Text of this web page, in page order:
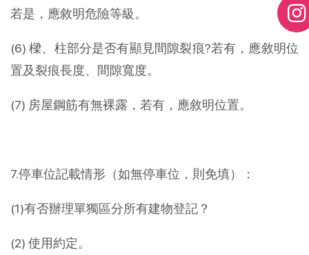
若是，應敘明危險等級。
(6) 樑、柱部分是否有顯見間隙裂痕?若有，應敘明位
置及裂痕長度、間隙寬度。
(7) 房屋鋼筋有無裸露，若有，應敘明位置。
7.停車位記載情形（如無停車位，則免填）：
(1)有否辦理單獨區分所有建物登記？
(2) 使用約定。